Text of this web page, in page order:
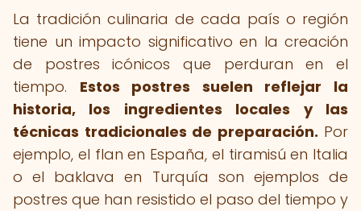
La tradición culinaria de cada país o región
tiene un impacto significativo en la creación
de postres icónicos que perduran en el
tiempo. Estos postres suelen reflejar la
historia, los ingredientes locales y las
técnicas tradicionales de preparación. Por
ejemplo, el flan en España, el tiramisú en Italia
o el baklava en Turquía son ejemplos de
postres que han resistido el paso del tiempo y